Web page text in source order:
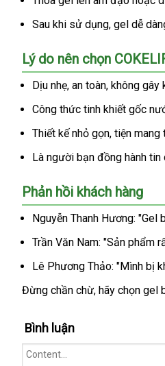
Sau khi sử dụng, gel dễ
Lý do nên chọn
Dịu nhẹ, an toàn, không
Công thức tinh khiết gốc
Thiết kế nhỏ gọn, tiện
Là người bạn đồng hành
Phản hồi khách hàng
Nguyễn Thanh Hương:
Trần Văn Nam: "Sản phẩm
Lê Phương Thảo: "Mình bị
Đừng chần chừ, hãy chọn gel
Bình luận